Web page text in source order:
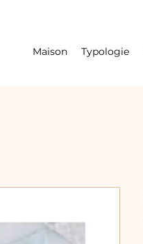
Maison Typologie